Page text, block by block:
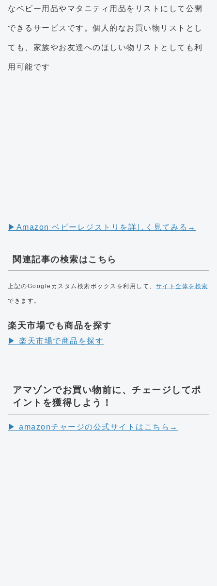
なベビー用品やマタニティ用品をリストにして公開
できるサービスです。個人的なお買い物リストとし
ても、家族やお友達へのほしい物リストとしても利
用可能です
▶︎Amazon ベビーレジストリを詳しく見てみる→
関連記事の検索はこちら
上記のGoogleカスタム検索ボックスを利用して、 サイト全体を検索
できます。
楽天市場でも商品を探す
▶︎ 楽天市場で商品を探す
アマゾンでお買い物前に、チェージしてポ
イントを獲得しよう！
▶︎ amazonチャージの公式サイトはこちら→